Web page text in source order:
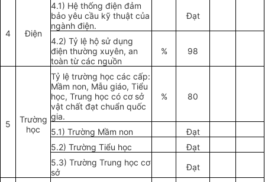
4 Điện
4.1) Hệ thống điện đảm
bảo yêu cầu kỹ thuật của
ngành điện.
Đạt
4.2) Tỷ lệ hộ sử dụng
điện thường xuyên, an
toàn từ các nguồn
% 98
5
Trường
học
Tỷ lệ trường học các cấp:
Mầm non, Mẫu giáo, Tiểu
học, Trung học có cơ sở
vật chất đạt chuẩn quốc
gia.
% 80
5.1) Trường Mầm non
Đạt
5.2) Trường Tiểu học
Đạt
5.3) Trường Trung học cơ
sở
Đạt